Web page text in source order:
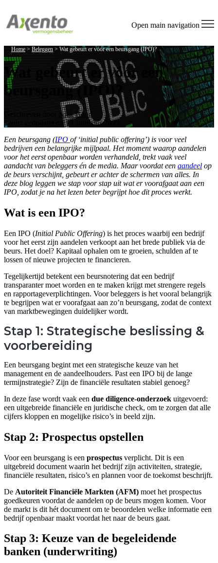
All
Accessibility
screen
reader.
To
start
the
One
Accessibility
screen
reader,
press
"Ctrl
+
/".
This
activates
the
reader
to
help
you
and
interact
with
the
content.
Open main navigation
Home > Beleggen > Wat gebeurt er vóór een beursgang (IPO)?
Wat gebeurt er vóór een
beursgang (IPO)?
Nick Bond
Laatst geüpdatet op 13 augustus 2025
Een beursgang (IPO of ‘initial public offering’) is voor veel
bedrijven een belangrijke mijlpaal. Het moment waarop aandelen
voor het eerst openbaar worden verhandeld, trekt vaak veel
aandacht van beleggers én de media. Maar voordat een aandeel op
de beurs verschijnt, gebeurt er achter de schermen van alles. In
deze blog leggen we stap voor stap uit wat er voorafgaat aan een
IPO, zodat je na het lezen beter begrijpt hoe dit proces werkt.
Wat is een IPO?
Een IPO (Initial Public Offering) is het proces waarbij een bedrijf
voor het eerst zijn aandelen verkoopt aan het brede publiek via de
beurs. Het doel? Kapitaal ophalen om te groeien, schulden af te
lossen of nieuwe projecten te financieren.
Tegelijkertijd betekent een beursnotering dat een bedrijf
transparanter moet worden en te maken krijgt met strengere regels
en rapportageverplichtingen. Voor beleggers is het vooral belangrijk
te begrijpen wat er voorafgaat aan zo’n beursgang, zodat de context
van marktbewegingen duidelijker wordt.
Stap 1: Strategische beslissing &
voorbereiding
Een beursgang begint met een strategische keuze van het
management en de aandeelhouders. Past een IPO bij de lange
termijnstrategie? Zijn de financiële resultaten stabiel genoeg?
In deze fase wordt vaak een due diligence-onderzoek uitgevoerd:
een uitgebreide financiële en juridische check, om te zorgen dat alle
cijfers kloppen en mogelijke risico’s in beeld zijn.
Stap 2: Prospectus opstellen
Voor een beursgang is een prospectus verplicht. Dit is een
uitgebreid document waarin het bedrijf zijn activiteiten, strategie,
financiële resultaten, risico’s en plannen voor de toekomst beschrijft.
De Autoriteit Financiële Markten (AFM) moet het prospectus
goedkeuren voordat de aandelen op de beurs mogen komen. Voor
de markt is dit hét document om te beoordelen welke informatie een
bedrijf openbaar maakt voordat het naar de beurs gaat.
Stap 3: Keuze van de begeleidende
banken (underwriting)